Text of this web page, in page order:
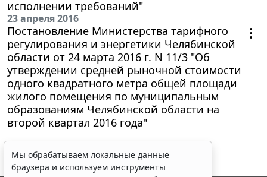
исполнении требований"
23 апреля 2016
Постановление Министерства тарифного
регулирования и энергетики Челябинской
области от 24 марта 2016 г. N 11/3 "Об
утверждении средней рыночной стоимости
одного квадратного метра общей площади
жилого помещения по муниципальным
образованиям Челябинской области на
второй квартал 2016 года"
Мы обрабатываем локальные данные
браузера и используем инструменты